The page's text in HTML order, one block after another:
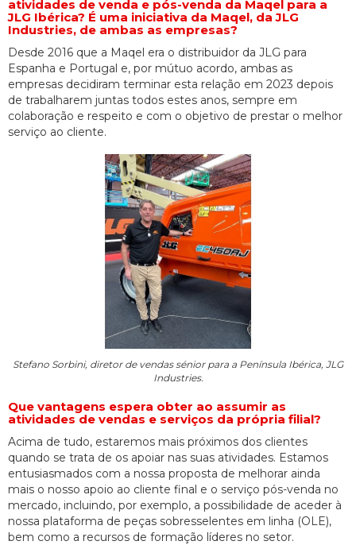
atividades de venda e pós-venda da Maqel para a
JLG Ibérica? É uma iniciativa da Maqel, da JLG
Industries, de ambas as empresas?
Desde 2016 que a Maqel era o distribuidor da JLG para
Espanha e Portugal e, por mútuo acordo, ambas as
empresas decidiram terminar esta relação em 2023 depois
de trabalharem juntas todos estes anos, sempre em
colaboração e respeito e com o objetivo de prestar o melhor
serviço ao cliente.
Stefano Sorbini, diretor de vendas sénior para a Península Ibérica, JLG
Industries.
Que vantagens espera obter ao assumir as
atividades de vendas e serviços da própria filial?
Acima de tudo, estaremos mais próximos dos clientes
quando se trata de os apoiar nas suas atividades. Estamos
entusiasmados com a nossa proposta de melhorar ainda
mais o nosso apoio ao cliente final e o serviço pós-venda no
mercado, incluindo, por exemplo, a possibilidade de aceder à
nossa plataforma de peças sobresselentes em linha (OLE),
bem como a recursos de formação líderes no setor.